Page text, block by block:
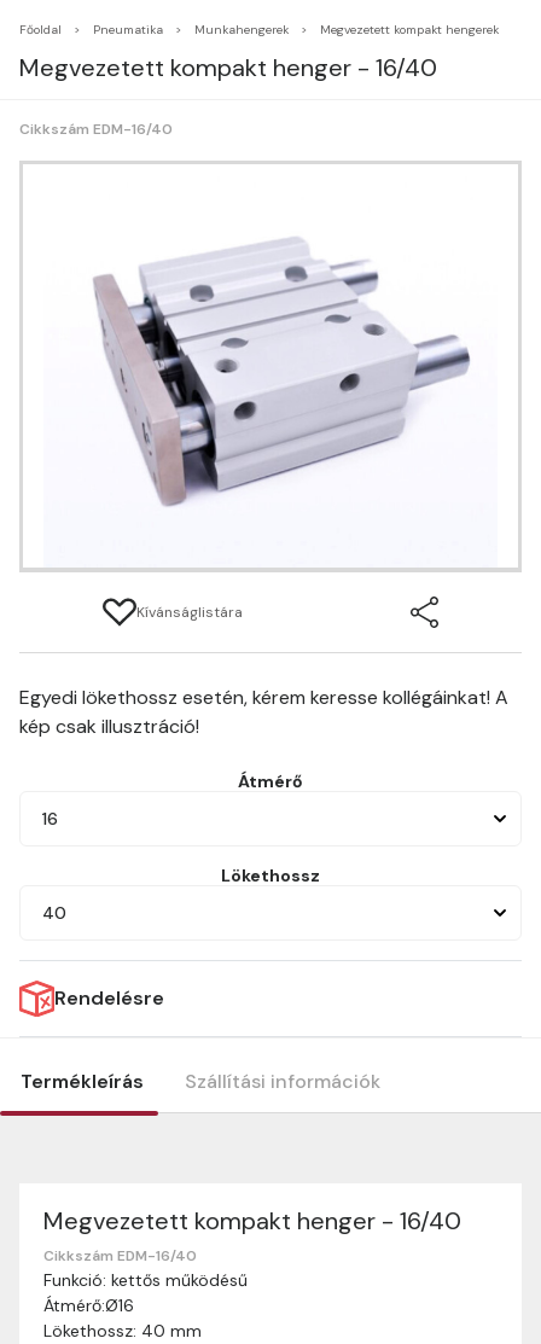
Főoldal Pneumatika Munkahengerek Megvezetett kompakt hengerek
Megvezetett kompakt henger - 16/40
Cikkszám EDM-16/40
Kívánságlistára
Egyedi lökethossz esetén, kérem keresse kollégáinkat! A
kép csak illusztráció!
Átmérő
16
Lökethossz
40
Rendelésre
Termékleírás Szállítási információk
Megvezetett kompakt henger - 16/40
Cikkszám EDM-16/40
Funkció: kettős működésű
Átmérő:Ø16
Lökethossz: 40 mm
Szállítási információk
Nagyon köszönjük, hogy webshopunkat választottátok
vásárlásaitokhoz. Az alábbiakban megtaláljátok szállítási
információinkat, hogy a vásárlásotok gördülékenyen és
zökkenőmentesen történhessen.